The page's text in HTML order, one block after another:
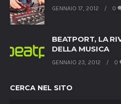
GENNAIO 17, 2012 0
BEATPORT, LA
DELLA MUSICA
GENNAIO 23, 2012 0
CERCA NEL SITO